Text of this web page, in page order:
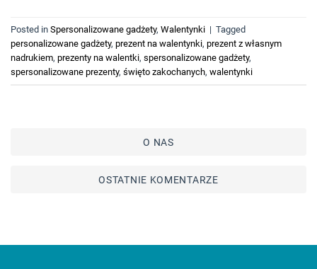
Posted in Spersonalizowane gadżety, Walentynki | Tagged
personalizowane gadżety, prezent na walentynki, prezent z własnym
nadrukiem, prezenty na walentki, spersonalizowane gadżety,
spersonalizowane prezenty, święto zakochanych, walentynki
O NAS
OSTATNIE KOMENTARZE